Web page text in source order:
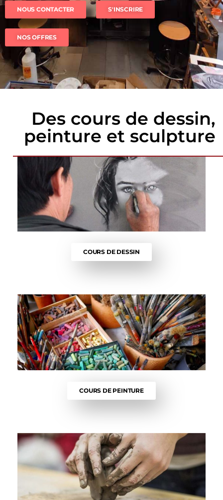
NOUS CONTACTER S'INSCRIRE
NOS OFFRES
COURS DE DESSIN
COURS DE PEINTURE
Des cours de dessin,
peinture et sculpture